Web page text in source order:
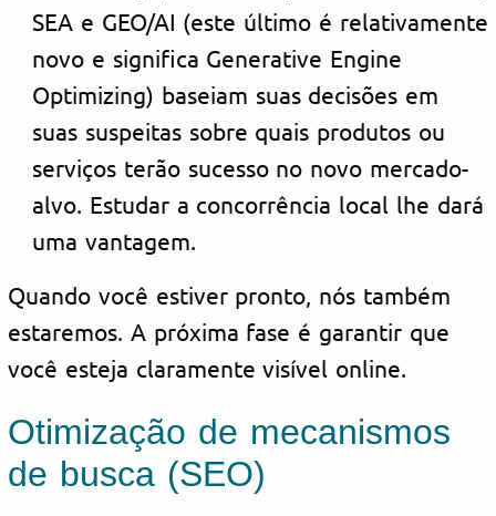
SEA e GEO/AI (este último é relativamente
novo e significa Generative Engine
Optimizing) baseiam suas decisões em
suas suspeitas sobre quais produtos ou
serviços terão sucesso no novo mercado-
alvo. Estudar a concorrência local lhe dará
uma vantagem.
Quando você estiver pronto, nós também
estaremos. A próxima fase é garantir que
você esteja claramente visível online.
Otimização de mecanismos
de busca (SEO)